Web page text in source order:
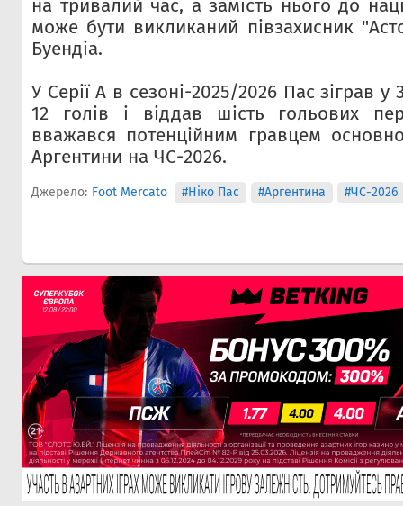
на тривалий час, а замість нього до
може бути викликаний півзахисник
Буендіа.
У Серії А в сезоні-2025/2026 Пас зіграв у
12 голів і віддав шість гольових
вважався потенційним гравцем
Аргентини на ЧС-2026.
Джерело: Foot Mercato #Ніко Пас #Аргентина #ЧС-2026